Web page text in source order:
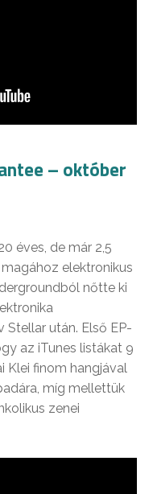
– október
éves, de már 2,5
elektronikus
nőtte ki
Stellar után. Első EP-
az iTunes listákat 9
Klei finom hangjával
míg mellettük
zenei